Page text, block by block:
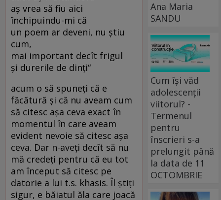
aş vrea să fiu aici
închipuindu-mi că
un poem ar deveni, nu ştiu
cum,
mai important decît frigul
şi durerile de dinţi“
acum o să spuneţi că e
făcătură şi că nu aveam cum
să citesc aşa ceva exact în
momentul în care aveam
evident nevoie să citesc aşa
ceva. Dar n-aveţi decît să nu
mă credeţi pentru că eu tot
am început să citesc pe
datorie a lui t.s. khasis. Îl ştiţi
sigur, e băiatul ăla care joacă
Ana Maria
SANDU
Cum își văd
adolescenții
viitorul? -
Termenul
pentru
înscrieri s-a
prelungit până
la data de 11
OCTOMBRIE